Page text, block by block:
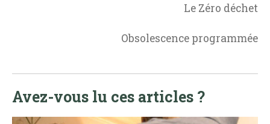
Le Zéro déchet
Obsolescence programmée
Avez-vous lu ces articles ?